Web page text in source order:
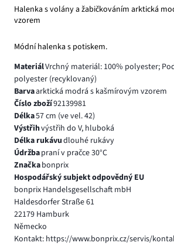
Halenka s volány a žabičkováním arktická
vzorem
Módní halenka s potiskem.
MateriálVrchný materiál: 100% polyester;
polyester (recyklovaný)
Barvaarktická modrá s kašmírovým vzorem
Číslo zboží92139981
Délka57 cm (ve vel. 42)
Výstřihvýstřih do V, hluboká
Délka rukávudlouhé rukávy
Údržbapraní v pračce 30°C
Značkabonprix
Hospodářský subjekt odpovědný EU
bonprix Handelsgesellschaft mbH
Haldesdorfer Straße 61
22179 Hamburk
Německo
Kontakt: https://www.bonprix.cz/servis/